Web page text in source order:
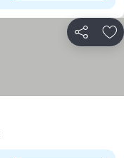
Teilen